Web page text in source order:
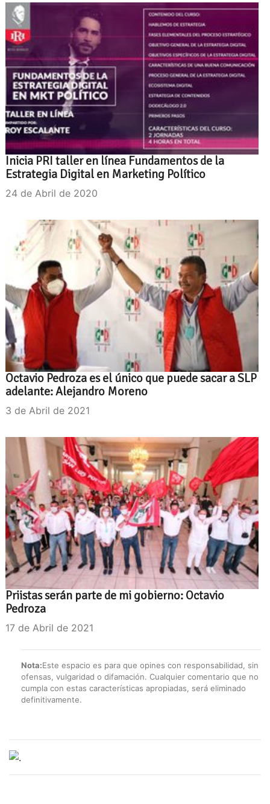
Inicia PRI taller en línea Fundamentos de la
Estrategia Digital en Marketing Político
24 de Abril de 2020
Octavio Pedroza es el único que puede sacar a SLP
adelante: Alejandro Moreno
3 de Abril de 2021
Priistas serán parte de mi gobierno: Octavio
Pedroza
17 de Abril de 2021
Nota:Este espacio es para que opines con responsabilidad, sin
ofensas, vulgaridad o difamación. Cualquier comentario que no
cumpla con estas características apropiadas, será eliminado
definitivamente.